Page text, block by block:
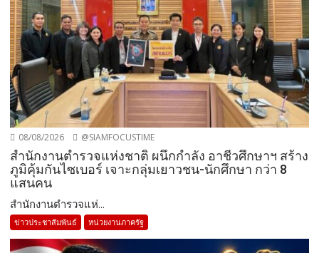
08/08/2026 @SIAMFOCUSTIME
สำนักงานตำรวจแห่งชาติ ผนึกกำลัง อาชีวศึกษาฯ สร้าง
ภูมิคุ้มกันไซเบอร์ เจาะกลุ่มเยาวชน-นักศึกษา กว่า 8
แสนคน
สำนักงานตำรวจแห่...
ข่าวประชาสัมพันธ์ หน่วยงานภาครัฐ